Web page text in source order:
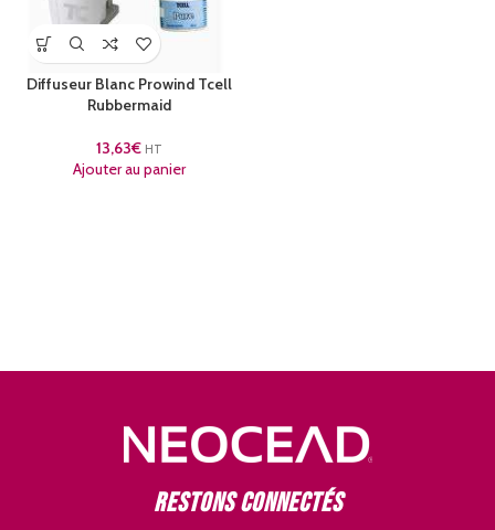
Diffuseur Blanc Prowind Tcell
Rubbermaid
13,63€ HT
Ajouter au panier
Restons connectés